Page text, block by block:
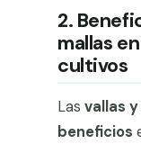
2.
mallas
cultivos
Las vallas
beneficios